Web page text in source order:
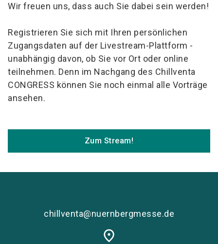
Wir freuen uns, dass auch Sie dabei sein werden!
Registrieren Sie sich mit Ihren persönlichen
Zugangsdaten auf der Livestream-Plattform -
unabhängig davon, ob Sie vor Ort oder online
teilnehmen. Denn im Nachgang des Chillventa
CONGRESS können Sie noch einmal alle Vorträge
ansehen.
Zum Stream!
chillventa@nuernbergmesse.de
place